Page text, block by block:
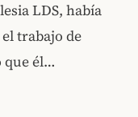
LDS, había
trabajo de
que él…